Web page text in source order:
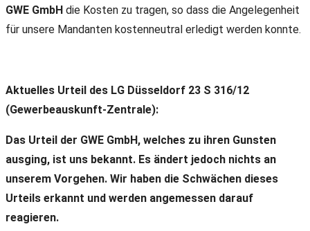
GWE GmbH die Kosten zu tragen, so dass die Angelegenheit
für unsere Mandanten kostenneutral erledigt werden konnte.
Aktuelles Urteil des LG Düsseldorf 23 S 316/12
(Gewerbeauskunft-Zentrale):
Das Urteil der GWE GmbH, welches zu ihren Gunsten
ausging, ist uns bekannt. Es ändert jedoch nichts an
unserem Vorgehen. Wir haben die Schwächen dieses
Urteils erkannt und werden angemessen darauf
reagieren.